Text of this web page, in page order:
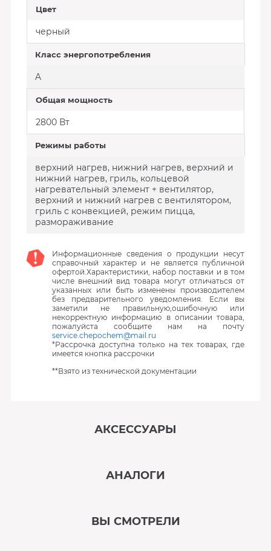
Цвет
черный
Класс энергопотребления
A
Общая мощность
2800 Вт
Режимы работы
верхний нагрев, нижний нагрев, верхний и
нижний нагрев, гриль, кольцевой
нагревательный элемент + вентилятор,
верхний и нижний нагрев с вентилятором,
гриль с конвекцией, режим пицца,
размораживание
Информационные сведения о продукции несут
справочный характер и не является публичной
офертой.Характеристики, набор поставки и в том
числе внешний вид товара могут отличаться от
указанных или быть изменены производителем
без предварительного уведомления. Если вы
заметили не правильную,ошибочную или
некорректную информацию в описании товара,
пожалуйста сообщите нам на почту
service.chepochem@mail.ru
*Рассрочка доступна только на тех товарах, где
имеется кнопка рассрочки
**Взято из технической документации
АКСЕССУАРЫ
АНАЛОГИ
ВЫ СМОТРЕЛИ